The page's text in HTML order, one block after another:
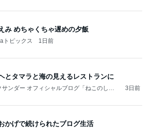
み めちゃくちゃ遅めの夕飯
トピックス 1日前
とタマラと海の見えるレストランに
サンダー オフィシャルブログ「ねこのしっ
3日前
かげで続けられたブログ生活